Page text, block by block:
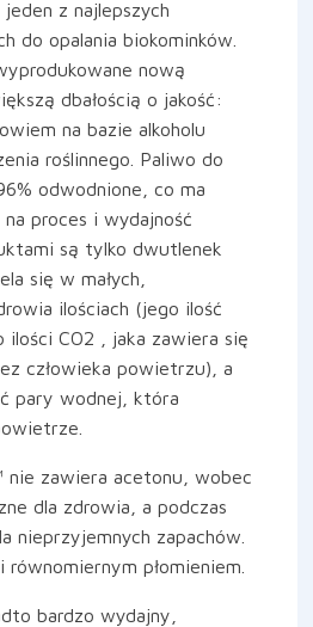
z najlepszych
do opalania biokominków.
nową
dbałością o jakość:
na bazie alkoholu
roślinnego. Paliwo do
odwodnione, co ma
proces i wydajność
są tylko dwutlenek
się w małych,
ilościach (jego ilość
ilości CO2 , jaka zawiera się
człowieka powietrzu), a
pary wodnej, która
nie zawiera acetonu, wobec
dla zdrowia, a podczas
nieprzyjemnych zapachów.
płomieniem.
bardzo wydajny,